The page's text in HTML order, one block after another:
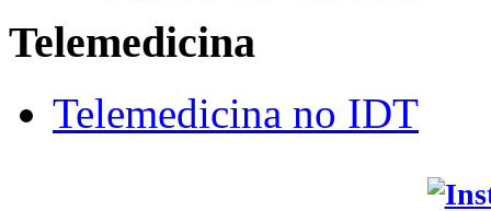
Telemedicina
Telemedicina no IDT